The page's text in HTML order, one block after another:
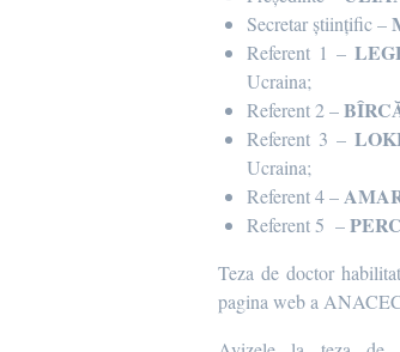
Secretar științific –
Referent 1 –
Ucraina;
Referent 2 –
Referent 3 –
Ucraina;
Referent 4 –
Referent 5 –
Teza de doctor
pagina web a